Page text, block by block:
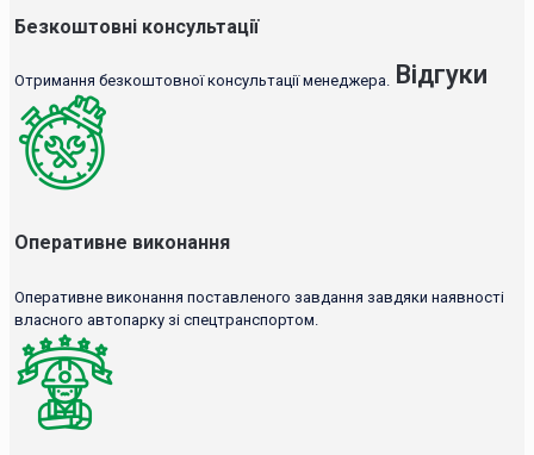
Безкоштовні консультації
Отримання безкоштовної консультації менеджера.
Оперативне виконання
Оперативне виконання поставленого завдання завдяки наявності
власного автопарку зі спецтранспортом.
Відгуки